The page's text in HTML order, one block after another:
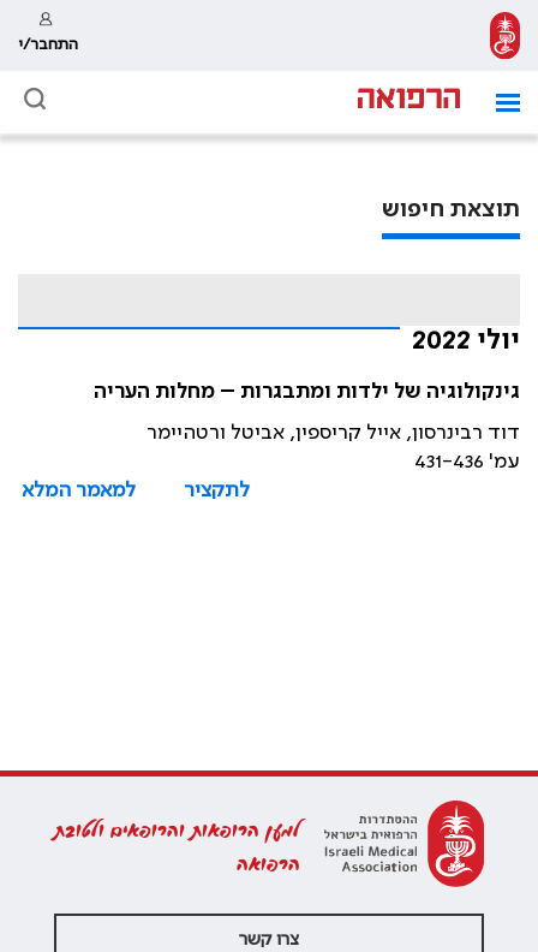
התחבר/י
תוצאת חיפוש
יולי 2022
גינקולוגיה של ילדות ומתבגרות – מחלות העריה
דוד רבינרסון, אייל קריספין, אביטל ורטהיימר
עמ' 431-436
לתקציר
למאמר המלא
למען הרופאות והרופאים ולטובת
הרפואה
צרו קשר